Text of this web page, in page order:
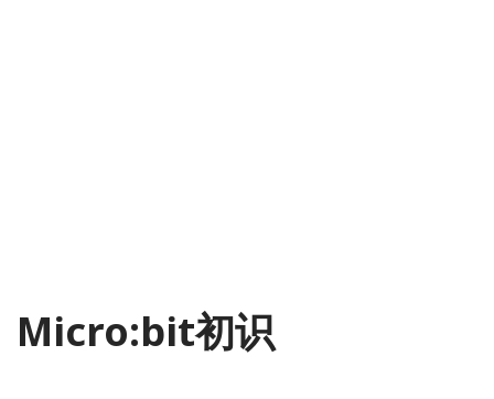
Micro:bit初识